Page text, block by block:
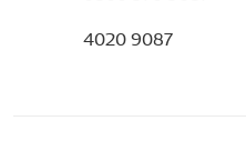
4020 9087